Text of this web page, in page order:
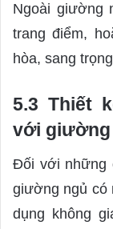
Ngoài giường
trang điểm,
hòa, sang
5.3 Thiết
với giường
Đối với những
giường ngủ có
dụng không